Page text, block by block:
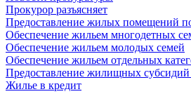
Прокурор разъясняет
Предоставление жилых помещений
Обеспечение жильем многодетных
Обеспечение жильем молодых семей
Обеспечение жильем отдельных
Предоставление жилищных
Жилье в кредит